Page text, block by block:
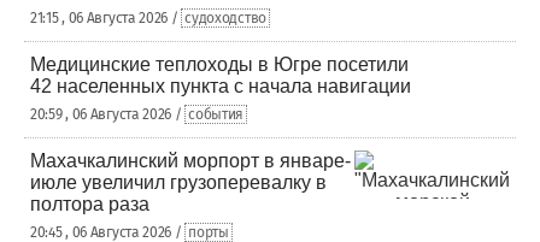
21:15 , 06 Августа 2026 / судоходство
Медицинские теплоходы в Югре посетили
42 населенных пункта с начала навигации
20:59 , 06 Августа 2026 / события
Махачкалинский морпорт в январе-
июле увеличил грузоперевалку в
полтора раза
20:45 , 06 Августа 2026 / порты